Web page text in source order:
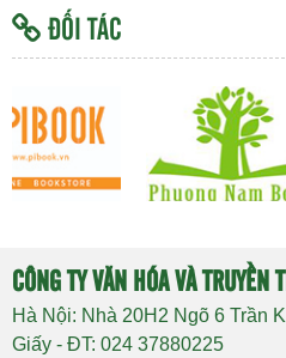
ĐỐI TÁC
CÔNG TY VĂN HÓA VÀ TRUYỀN
Hà Nội: Nhà 20H2 Ngõ 6 Trần
Giấy - ĐT: 024 37880225